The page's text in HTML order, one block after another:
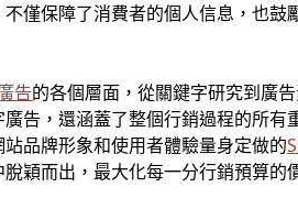
僅保障了消費者的個人信息，也鼓
告的各個層面，從關鍵字研究到廣
告，還涵蓋了整個行銷過程的所有
品牌形象和使用者體驗量身定做的
穎而出，最大化每一分行銷預算的